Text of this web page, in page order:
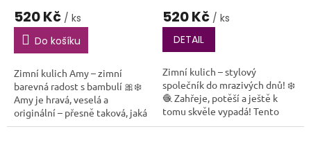
520 Kč / ks
Do košíku
Zimní kulich Amy – zimní
barevná radost s bambulí 🎀❄️
Amy je hravá, veselá a
originální – přesně taková, jaká
má zimní čepice být! Spojení
520 Kč / ks
DETAIL
Zimní kulich – stylový
společník do mrazivých dnů! ❄️
🧶 Zahřeje, potěší a ještě k
tomu skvěle vypadá! Tento
ručně háčkovaný zimní kulich